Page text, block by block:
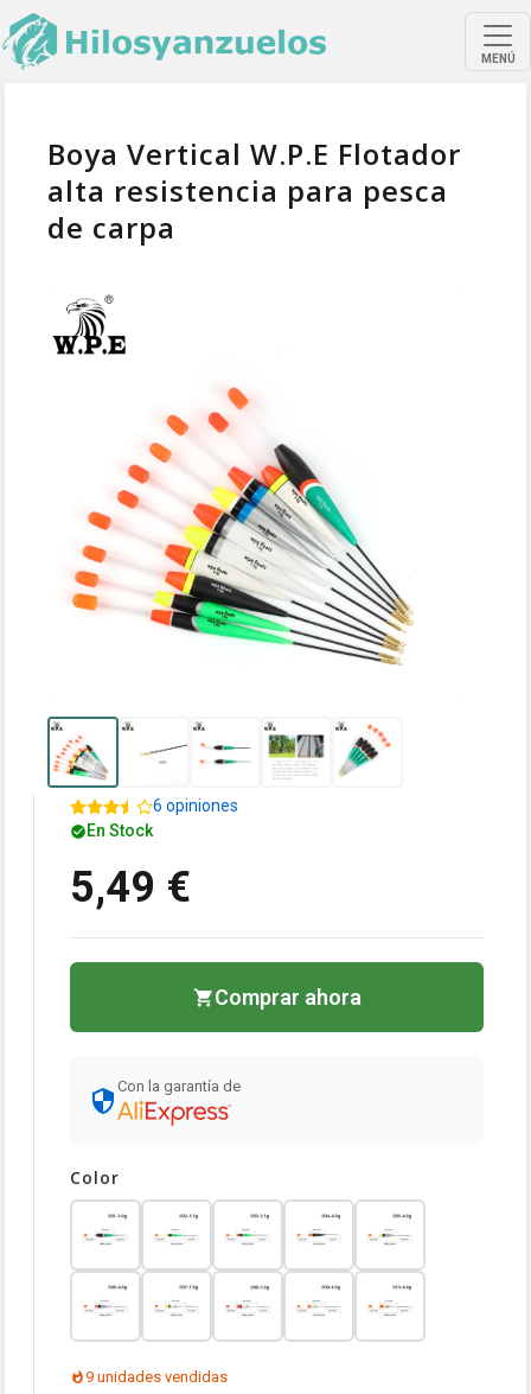
MENÚ
Boya Vertical W.P.E Flotador
alta resistencia para pesca
de carpa
6 opiniones
En Stock
5,49 €
Comprar ahora
Con la garantía de
Color
9 unidades vendidas